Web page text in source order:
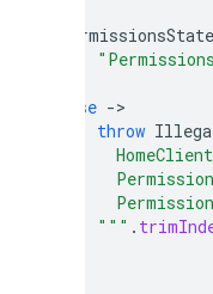
PermissionsState
else -
throw
          """
.